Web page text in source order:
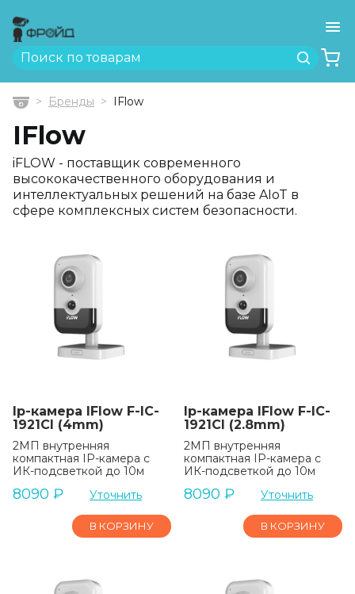
Найти
ГлавнаяБренды IFlow
IFlow
iFLOW - поставщик современного
высококачественного оборудования и
интеллектуальных решений на базе AIoT в
сфере комплексных систем безопасности.
Ip-камера IFlow F-IC-
1921CI (4mm)
2МП внутренняя
компактная IP-камера c
ИК-подсветкой до 10м
8090 ₽ Уточнить
В КОРЗИНУ
Ip-камера IFlow F-IC-
1921CI (2.8mm)
2МП внутренняя
компактная IP-камера c
ИК-подсветкой до 10м
8090 ₽ Уточнить
В КОРЗИНУ